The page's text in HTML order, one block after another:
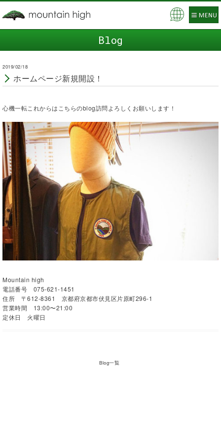
Blog
2019/02/18
ホームページ新規開設！
心機一転これからはこちらのblog訪問よろしくお願いします！
Mountain high
電話番号 075-621-1451
住所 〒612-8361 京都府京都市伏見区片原町296-1
営業時間 13:00〜21:00
定休日 火曜日
Blog一覧